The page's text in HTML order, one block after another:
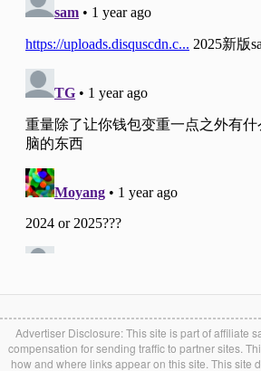
Advertiser Disclosure: This site is part of affiliate
compensation for sending traffic to partner sites.
how and where links appear on this site. This site